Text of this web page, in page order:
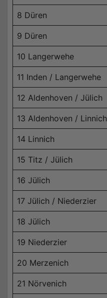
8 Düren
9 Düren
10 Langerwehe
11 Inden / Langerwehe
12 Aldenhoven / Jülich
13 Aldenhoven / Linnich
14 Linnich
15 Titz / Jülich
16 Jülich
17 Jülich / Niederzier
18 Jülich
19 Niederzier
20 Merzenich
21 Nörvenich